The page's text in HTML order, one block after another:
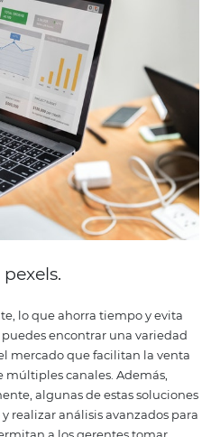
las estadísticas e
para la
ingresos o de un gerente
manager es
proporcionar este
mejores sistemas no solo
del historial de ventas o
también te posibilita ver
real.
Este tipo de
seguridad y
de precios, en
el mejor
en 4